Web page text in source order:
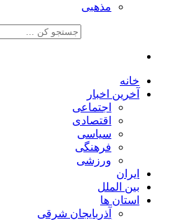
مذهبی
خانه
آخرین اخبار
اجتماعی
اقتصادی
سیاسی
فرهنگی
ورزشی
ایران
بین الملل
استان ها
آذربایجان شرقی